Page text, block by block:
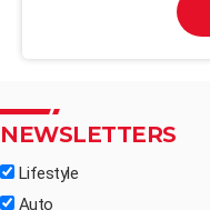
NEWSLETTERS
Lifestyle
Auto